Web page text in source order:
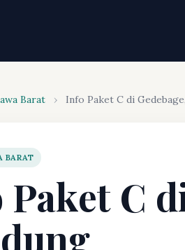
Barat › Info Paket C di
BARAT
C